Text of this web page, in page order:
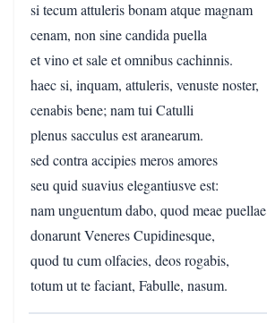
si tecum attuleris bonam atque magnam
cenam, non sine candida puella
et vino et sale et omnibus cachinnis.
haec si, inquam, attuleris, venuste noster,
cenabis bene; nam tui Catulli
plenus sacculus est aranearum.
sed contra accipies meros amores
seu quid suavius elegantiusve est:
nam unguentum dabo, quod meae puellae
donarunt Veneres Cupidinesque,
quod tu cum olfacies, deos rogabis,
totum ut te faciant, Fabulle, nasum.